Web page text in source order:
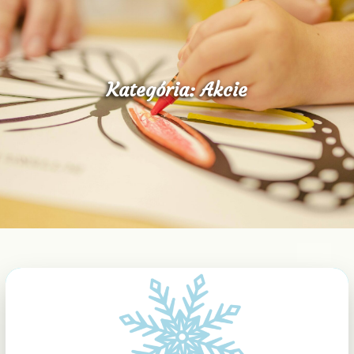
Kategória:Akcie